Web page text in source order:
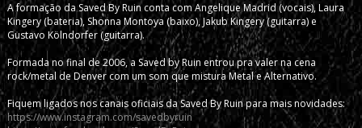
A formação da Saved By Ruin conta com Angelique Madrid (vocais), Laura
Kingery (bateria), Shonna Montoya (baixo), Jakub Kingery (guitarra) e
Gustavo Kölndorfer (guitarra).
Formada no final de 2006, a Saved by Ruin entrou pra valer na cena
rock/metal de Denver com um som que mistura Metal e Alternativo.
Fiquem ligados nos canais oficiais da Saved By Ruin para mais novidades:
https://www.instagram.com/savedbyruin